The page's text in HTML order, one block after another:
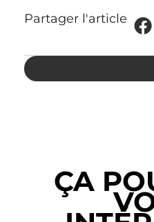
Partager l'article
ÇA